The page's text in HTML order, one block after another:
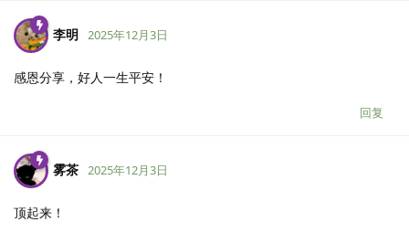
李明 2025年12月3日
感恩分享，好人一生平安！
回复
雾茶 2025年12月3日
顶起来！